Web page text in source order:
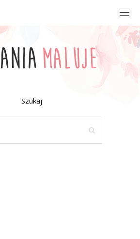
Szukaj